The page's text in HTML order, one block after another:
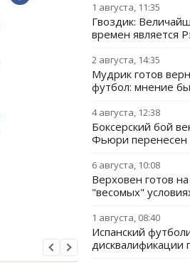
1 августа, 11:35
Гвоздик:
времен является
2 августа, 14:35
Мудрик готов
футбол: мнение
4 августа, 12:38
Боксерский бой
Фьюри
6 августа, 10:08
Верховен готов
"весомых"
1 августа, 08:40
Испанский
дисквалификации